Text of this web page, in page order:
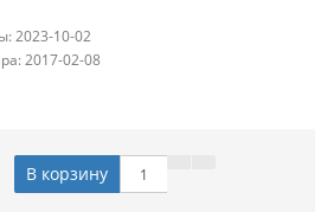
2023-10-02
2017-02-08
В корзину